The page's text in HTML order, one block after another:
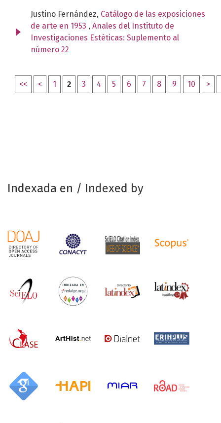
Justino Fernández, Catálogo de las exposiciones
de arte en 1953 , Anales del Instituto de
Investigaciones Estéticas: Suplemento al
número 22
<< < 1 2 3 4 5 6 7 8 9 10 >
Indexada en / Indexed by